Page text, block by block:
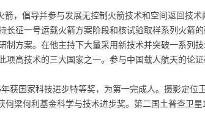
，倡导并参与发展无控制火箭技术和空间返回技术
征一号运载火箭方案阶段和核试验取样系列火箭的
方案。在他主持下大量采用新技术并突破一系列技
高技术的三大国家之一。参与中国载人航天的论
国家科技进步特等奖，为第一完成人。摄影定位
梁何利基金科学与技术进步奖。第二国土普查卫